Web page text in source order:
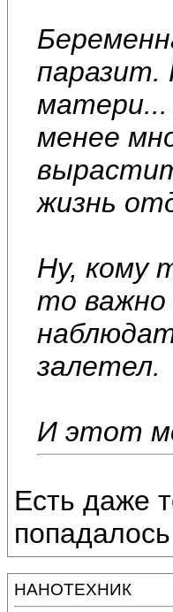
паразит.
матери...
менее
жизнь
Ну, кому
то важно
залетел.
И этот
Есть даже
НАНОТЕХНИК